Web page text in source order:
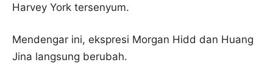
Harvey York tersenyum.
Mendengar ini, ekspresi Morgan Hidd dan Huang
Jina langsung berubah.